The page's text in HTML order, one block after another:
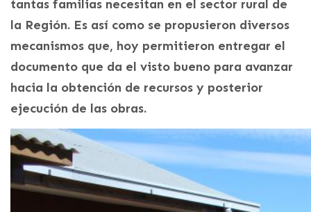
tantas familias necesitan en el sector rural de
la Región. Es así como se propusieron diversos
mecanismos que, hoy permitieron entregar el
documento que da el visto bueno para avanzar
hacia la obtención de recursos y posterior
ejecución de las obras.